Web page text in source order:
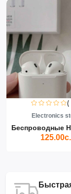
(
Electronics
125.00с.